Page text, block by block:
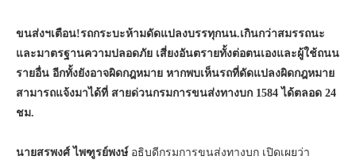
ขนส่งฯเตือน!รถกระบะห้ามดัดแปลงบรรทุกนน.เกินกว่าสมรรถนะ
และมาตรฐานความปลอดภัย เสี่ยงอันตรายทั้งต่อตนเองและผู้ใช้ถนน
รายอื่น อีกทั้งยังอาจผิดกฎหมาย หากพบเห็นรถที่ดัดแปลงผิดกฎหมาย
สามารถแจ้งมาได้ที่ สายด่วนกรมการขนส่งทางบก 1584 ได้ตลอด 24
ชม.
นายสรพงศ์ ไพฑูรย์พงษ์อธิบดีกรมการขนส่งทางบก เปิดเผยว่า